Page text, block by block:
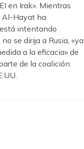
en Irak». Mientras
Al-Hayat ha
intentando
se dirija a Rusia, «ya
a la eficacia» de
de la coalición